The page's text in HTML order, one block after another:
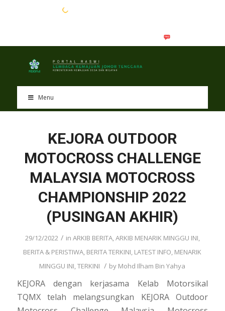
Menu
KEJORA OUTDOOR
MOTOCROSS CHALLENGE
MALAYSIA MOTOCROSS
CHAMPIONSHIP 2022
(PUSINGAN AKHIR)
29/12/2022 / in ARKIB BERITA,ARKIB MENARIK MINGGU INI,
BERITA & PERISTIWA, BERITA TERKINI, LATEST INFO, MENARIK
MINGGU INI,TERKINI / by Mohd Ilham Bin Yahya
KEJORA dengan kerjasama Kelab Motorsikal
TQMX telah melangsungkan KEJORA Outdoor